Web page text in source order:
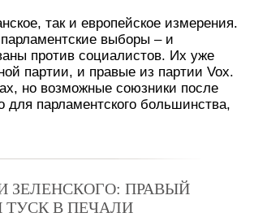
так и европейское измерения.
выборы – и
против социалистов. Их уже
партии, и правые из партии Vox.
но возможные союзники после
для парламентского большинства,
ЗЕЛЕНСКОГО: ПРАВЫЙ
ТУСК В ПЕЧАЛИ